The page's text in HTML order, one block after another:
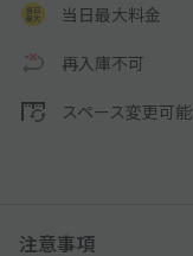
当日最大料金
再入庫不可
スペース変更可能
注意事項